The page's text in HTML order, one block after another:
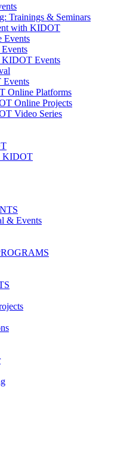
Trainings & Seminars
with KIDOT
Events
KIDOT Events
Online Platforms
Online Projects
Video Series
KIDOT
& Events